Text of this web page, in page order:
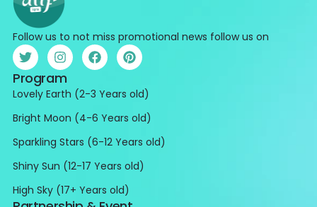
Follow us to not miss promotional news follow us on
Program
Lovely Earth (2-3 Years old)
Bright Moon (4-6 Years old)
Sparkling Stars (6-12 Years old)
Shiny Sun (12-17 Years old)
High Sky (17+ Years old)